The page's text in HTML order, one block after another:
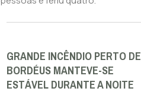
GRANDE INCÊNDIO PERTO DE
BORDÉUS MANTEVE-SE
ESTÁVEL DURANTE A NOITE